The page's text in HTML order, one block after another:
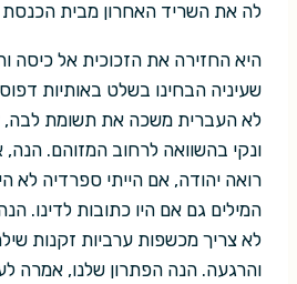
לה את השריד האחרון מבית הכנסת
היא החזירה את הזכוכית אל כיסה
שעיניה הבחינו בשלט באותיות
לא העברית משכה את תשומת
ונקי בהשוואה לרחוב המזוהם.
רואה יהודה, אם הייתי ספרדיה לא
המילים גם אם היו כתובות לדינו.
לא צריך מכשפות ערביות זקנות
והרגעה. הנה הפתרון שלנו, אמרה